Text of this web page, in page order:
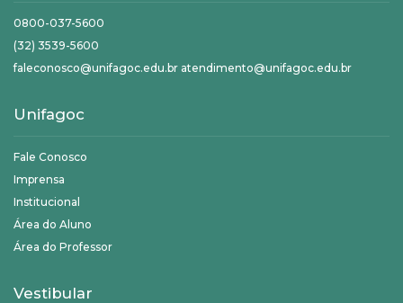
0800-037-5600
(32) 3539-5600
faleconosco@unifagoc.edu.br atendimento@unifagoc.edu.br
Unifagoc
Fale Conosco
Imprensa
Institucional
Área do Aluno
Área do Professor
Vestibular